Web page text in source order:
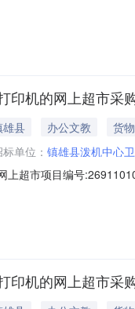
公示：采购公告（或单
印机的网上超市采
雄县 办公文教
货物
单位： 镇雄县泼机中心
上超市项目编号
的资格要求：1.满足《
印机的网上超市采